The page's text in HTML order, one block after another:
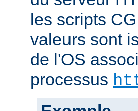
les scripts
valeurs sont
de l'OS
processus